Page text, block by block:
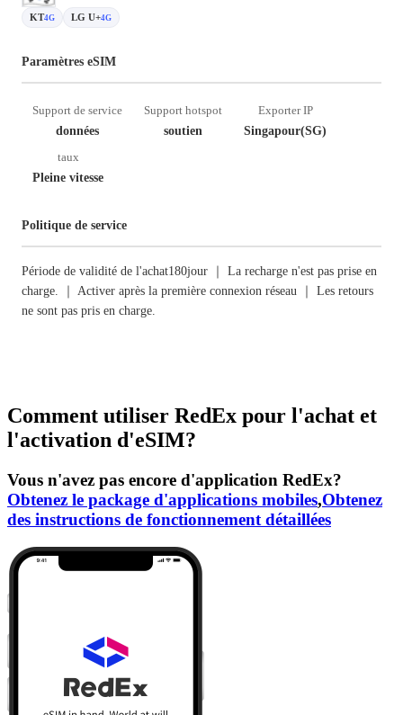
KT4G LG U+4G
Paramètres eSIM
Support de service
données
Support hotspot
soutien
Exporter IP
Singapour(SG)
taux
Pleine vitesse
Politique de service
Période de validité de l'achat180jour ｜ La recharge n'est pas prise en
charge. ｜ Activer après la première connexion réseau ｜ Les retours
ne sont pas pris en charge.
Comment utiliser RedEx pour l'achat et
l'activation d'eSIM?
Vous n'avez pas encore d'application RedEx?
Obtenez le package d'applications mobiles,Obtenez
des instructions de fonctionnement détaillées